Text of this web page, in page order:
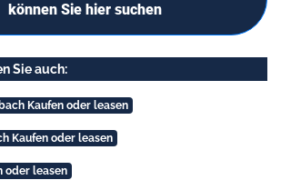
können Sie hier suchen
Sie auch:
Kaufen oder leasen
Kaufen oder leasen
oder leasen